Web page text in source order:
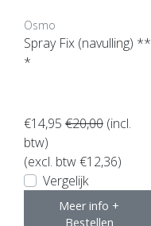
Osmo
Spray Fix (navulling) **
*
€14,95 €20,00 (incl.
btw)
(excl. btw €12,36)
Vergelijk
Meer info +
Bestellen